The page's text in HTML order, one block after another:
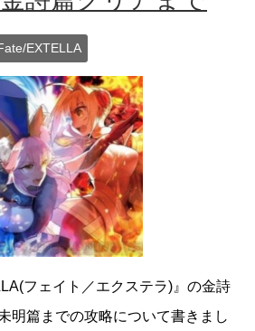
EXTELLA
フェイト／エクステラ)』の金詩
明篇までの攻略について書きまし